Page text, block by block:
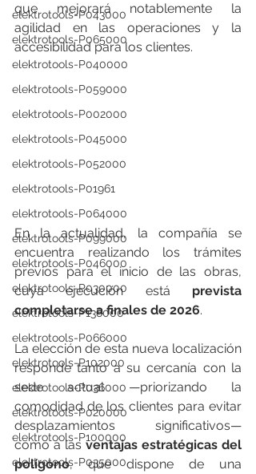
elektrotools-P043000
elektrotools-P065000
elektrotools-P040000
elektrotools-P059000
elektrotools-P002000
elektrotools-P045000
elektrotools-P052000
elektrotools-P01961
elektrotools-P064000
elektrotools-P099000
elektrotools-P046000
elektrotools-P030000
elektrotools-P138000
elektrotools-P066000
elektrotools-P102000
elektrotools-P036000
elektrotools-P020000
elektrotools-P100000
elektrotools-P035000
que mejorará notablemente la
agilidad en las operaciones y la
accesibilidad para los clientes.
En la actualidad, la compañía se
encuentra realizando los trámites
previos para el inicio de las obras,
cuya ejecución está prevista
completarse a finales de 2026.
La elección de esta nueva localización
responde tanto a su cercanía con la
sede actual —priorizando la
comodidad de los clientes para evitar
desplazamientos significativos—
como a las ventajas estratégicas del
polígono, que dispone de una